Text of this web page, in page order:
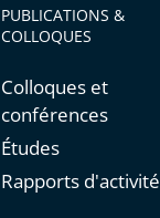
PUBLICATIONS &
COLLOQUES
Colloques et
conférences
Études
Rapports d'activité